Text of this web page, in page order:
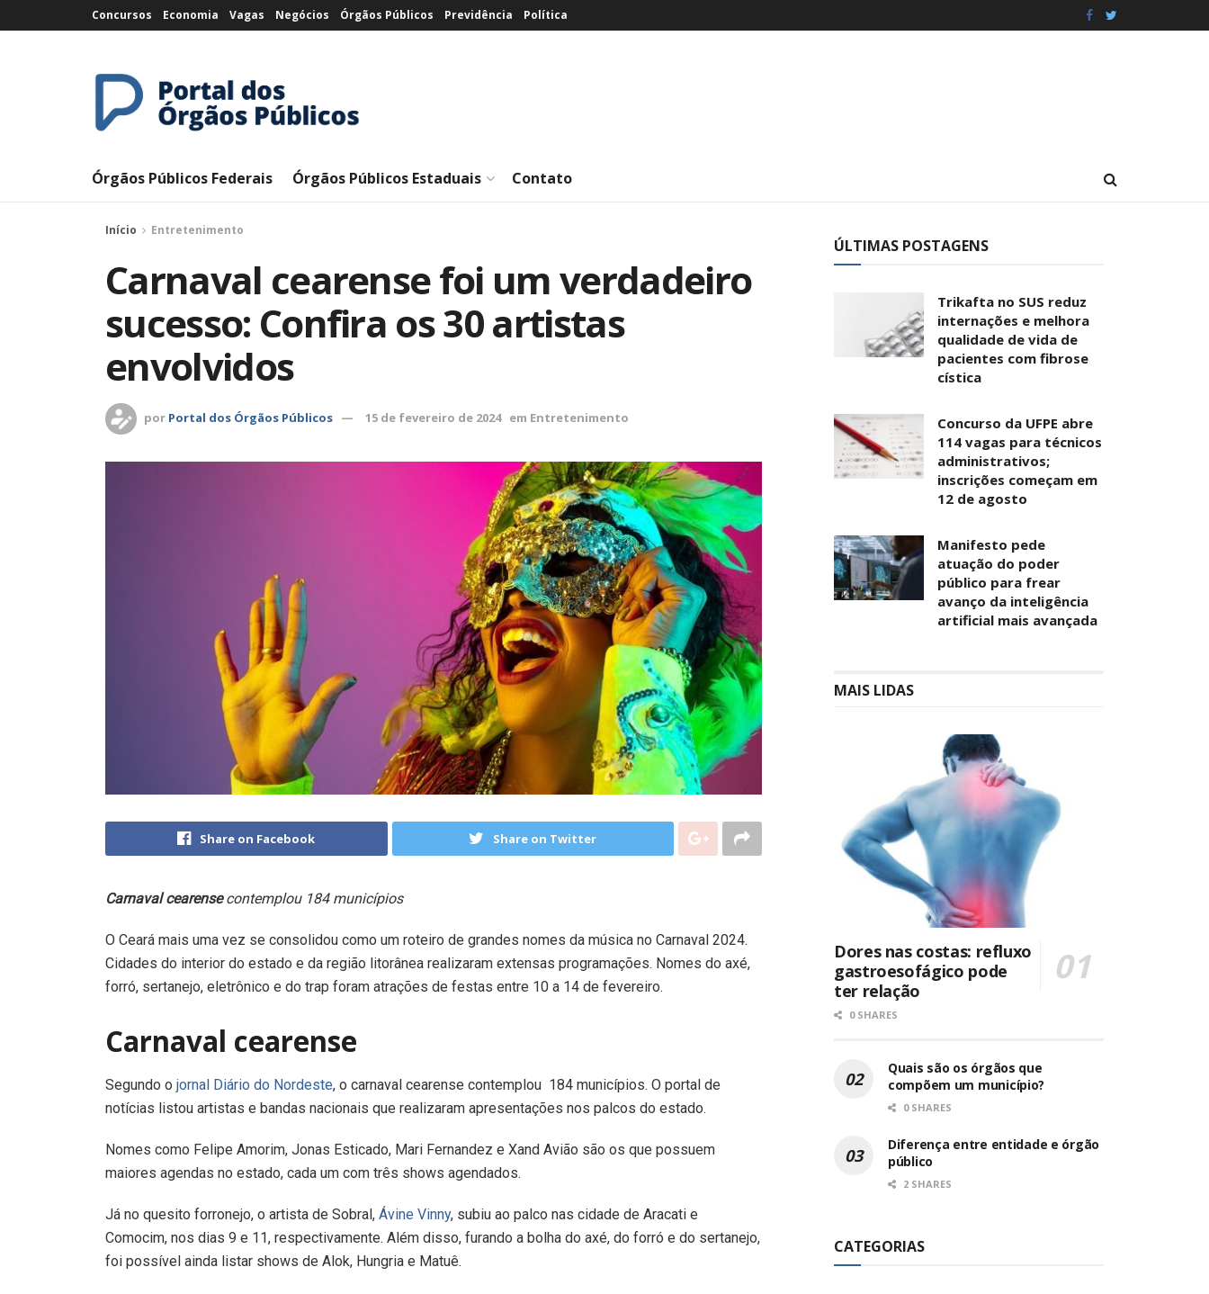
Concursos Economia Vagas Negócios Órgãos Públicos Previdência Política
Órgãos Públicos Federais Órgãos Públicos Estaduais Contato
Início Entretenimento
Carnaval cearense foi um verdadeiro
sucesso: Confira os 30 artistas
envolvidos
por Portal dos Órgãos Públicos 15 de fevereiro de 2024 em Entretenimento
Share on Facebook Share on Twitter
Carnaval cearensecontemplou 184 municípios
O Ceará mais uma vez se consolidou como um roteiro de grandes nomes da música no Carnaval 2024.
Cidades do interior do estado e da região litorânea realizaram extensas programações. Nomes do axé,
forró, sertanejo, eletrônico e do trap foram atrações de festas entre 10 a 14 de fevereiro.
Carnaval cearense
Segundo o jornal Diário do Nordeste, o carnaval cearense contemplou 184 municípios. O portal de
notícias listou artistas e bandas nacionais que realizaram apresentações nos palcos do estado.
Nomes como Felipe Amorim, Jonas Esticado, Mari Fernandez e Xand Avião são os que possuem
maiores agendas no estado, cada um com três shows agendados.
Já no quesito forronejo, o artista de Sobral, Ávine Vinny, subiu ao palco nas cidade de Aracati e
Comocim, nos dias 9 e 11, respectivamente. Além disso, furando a bolha do axé, do forró e do sertanejo,
foi possível ainda listar shows de Alok, Hungria e Matuê.
ÚLTIMAS POSTAGENS
Trikafta no SUS reduz
internações e melhora
qualidade de vida de
pacientes com fibrose
cística
Concurso da UFPE abre
114 vagas para técnicos
administrativos;
inscrições começam em
12 de agosto
Manifesto pede
atuação do poder
público para frear
avanço da inteligência
artificial mais avançada
MAIS LIDAS
Dores nas costas: refluxo
gastroesofágico pode
ter relação
0 SHARES
Quais são os órgãos que
compõem um município?
0 SHARES
Diferença entre entidade e órgão
público
2 SHARES
CATEGORIAS